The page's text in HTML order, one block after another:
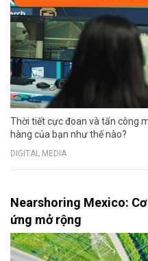
Thời tiết cực đoan và tấn công
hàng của bạn như thế nào?
DIGITAL MEDIA
Nearshoring Mexico:
ứng mở rộng